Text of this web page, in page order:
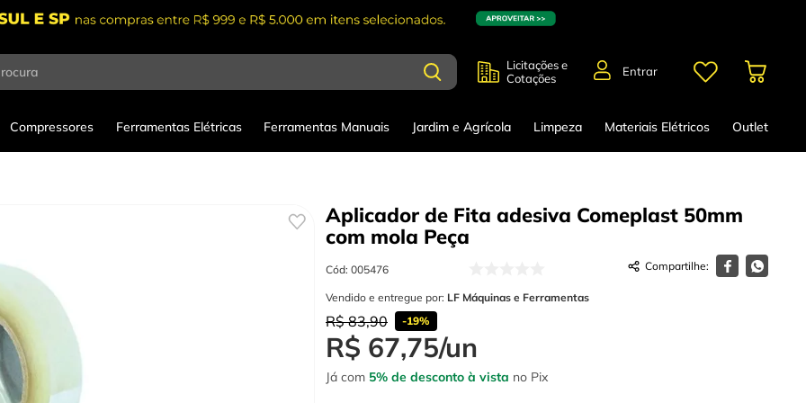
Licitações e
Cotações
Entrar
Compressores Ferramentas Elétricas Ferramentas Manuais Jardim e Agrícola Limpeza Materiais Elétricos Outlet
Aplicador de Fita adesiva Comeplast 50mm
com mola Peça
Cód: 005476
Vendido e entregue por: LF Máquinas e Ferramentas
R$ 83,90 -19%
R$ 67,75/un
Já com 5% de desconto à vista no Pix